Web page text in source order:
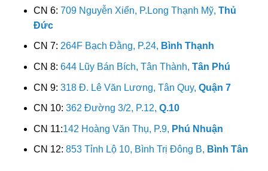
CN 6: 709 Nguyễn Xiển, P.Long Thạnh Mỹ, Thủ
Đức
CN 7: 264F Bạch Đằng, P.24, Bình Thạnh
CN 8: 644 Lũy Bán Bích, Tân Thành, Tân Phú
CN 9: 318 Đ. Lê Văn Lương, Tân Quy, Quận 7
CN 10: 362 Đường 3/2, P.12, Q.10
CN 11:142 Hoàng Văn Thụ, P.9, Phú Nhuận
CN 12: 853 Tỉnh Lộ 10, Bình Trị Đông B, Bình Tân